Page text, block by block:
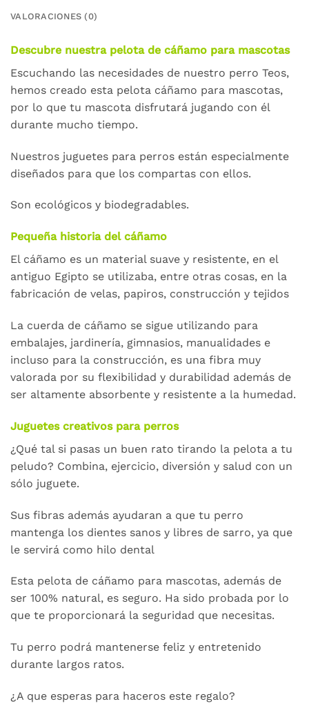
VALORACIONES (0)
Descubre nuestra pelota de cáñamo para mascotas
Escuchando las necesidades de nuestro perro Teos,
hemos creado esta pelota cáñamo para mascotas,
por lo que tu mascota disfrutará jugando con él
durante mucho tiempo.
Nuestros juguetes para perros están especialmente
diseñados para que los compartas con ellos.
Son ecológicos y biodegradables.
Pequeña historia del cáñamo
El cáñamo es un material suave y resistente, en el
antiguo Egipto se utilizaba, entre otras cosas, en la
fabricación de velas, papiros, construcción y tejidos
La cuerda de cáñamo se sigue utilizando para
embalajes, jardinería, gimnasios, manualidades e
incluso para la construcción, es una fibra muy
valorada por su flexibilidad y durabilidad además de
ser altamente absorbente y resistente a la humedad.
Juguetes creativos para perros
¿Qué tal si pasas un buen rato tirando la pelota a tu
peludo? Combina, ejercicio, diversión y salud con un
sólo juguete.
Sus fibras además ayudaran a que tu perro
mantenga los dientes sanos y libres de sarro, ya que
le servirá como hilo dental
Esta pelota de cáñamo para mascotas, además de
ser 100% natural, es seguro. Ha sido probada por lo
que te proporcionará la seguridad que necesitas.
Tu perro podrá mantenerse feliz y entretenido
durante largos ratos.
¿A que esperas para haceros este regalo?